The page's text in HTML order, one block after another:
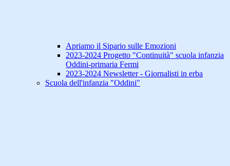
Apriamo il Sipario sulle Emozioni
2023-2024 Progetto "Continuità" scuola infanzia
Oddini-primaria Fermi
2023-2024 Newsletter - Giornalisti in erba
Scuola dell'infanzia "Oddini"